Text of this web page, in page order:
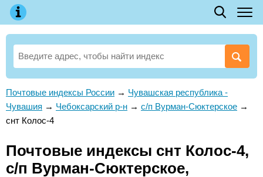
Почтовые индексы России → Чувашская республика -
Чувашия → Чебоксарский р-н → с/п Вурман-Сюктерское →
снт Колос-4
Почтовые индексы снт Колос-4,
с/п Вурман-Сюктерское,